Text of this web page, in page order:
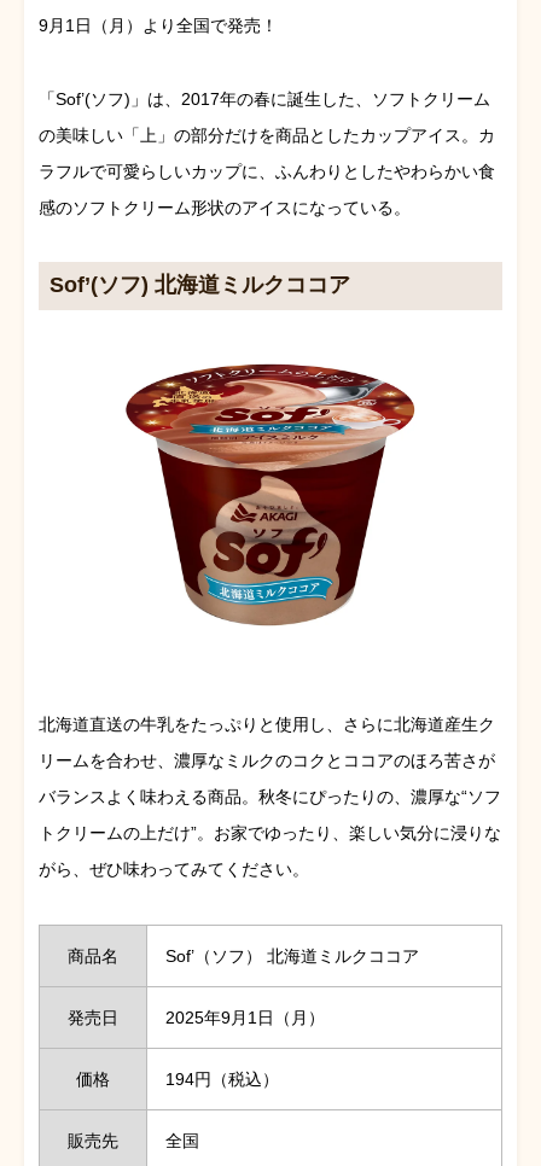
9月1日（月）より全国で発売！
「Sof’(ソフ)」は、2017年の春に誕生した、ソフトクリーム
の美味しい「上」の部分だけを商品としたカップアイス。カ
ラフルで可愛らしいカップに、ふんわりとしたやわらかい食
感のソフトクリーム形状のアイスになっている。
Sof’(ソフ) 北海道ミルクココア
北海道直送の牛乳をたっぷりと使用し、さらに北海道産生ク
リームを合わせ、濃厚なミルクのコクとココアのほろ苦さが
バランスよく味わえる商品。秋冬にぴったりの、濃厚な“ソフ
トクリームの上だけ”。お家でゆったり、楽しい気分に浸りな
がら、ぜひ味わってみてください。
商品名 Sof’（ソフ） 北海道ミルクココア
発売日 2025年9月1日（月）
価格 194円（税込）
販売先 全国